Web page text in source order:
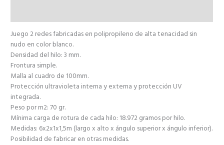
Juego 2 redes fabricadas en polipropileno de alta tenacidad sin
nudo en color blanco.
Densidad del hilo: 3 mm.
Frontura simple.
Malla al cuadro de 100mm.
Protección ultravioleta interna y externa y protección UV
integrada.
Peso por m2: 70 gr.
Mínima carga de rotura de cada hilo: 18.972 gramos por hilo.
Medidas: 6x2x1x1,5m (largo x alto x ángulo superior x ángulo inferior).
Posibilidad de fabricar en otras medidas.